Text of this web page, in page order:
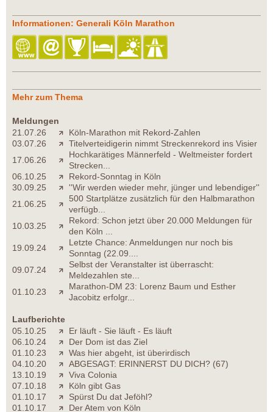
Informationen: Generali Köln Marathon
Mehr zum Thema
Meldungen
21.07.26
Köln-Marathon mit Rekord-Zahlen
03.07.26
Titelverteidigerin nimmt Streckenrekord ins Visier
17.06.26
Hochkarätiges Männerfeld - Weltmeister fordert
Strecken...
06.10.25
Rekord-Sonntag in Köln
30.09.25
''Wir werden wieder mehr, jünger und lebendiger''
21.06.25
500 Startplätze zusätzlich für den Halbmarathon
verfügb...
10.03.25
Rekord: Schon jetzt über 20.000 Meldungen für
den Köln ...
19.09.24
Letzte Chance: Anmeldungen nur noch bis
Sonntag (22.09....
09.07.24
Selbst der Veranstalter ist überrascht:
Meldezahlen ste...
01.10.23
Marathon-DM 23: Lorenz Baum und Esther
Jacobitz erfolgr...
Laufberichte
05.10.25
Er läuft - Sie läuft - Es läuft
06.10.24
Der Dom ist das Ziel
01.10.23
Was hier abgeht, ist überirdisch
04.10.20
ABGESAGT: ERINNERST DU DICH? (67)
13.10.19
Viva Colonia
07.10.18
Köln gibt Gas
01.10.17
Spürst Du dat Jeföhl?
01.10.17
Der Atem von Köln